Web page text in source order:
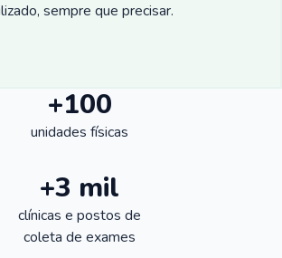
sempre que precisar.
+100
unidades físicas
+3 mil
clínicas e postos de
coleta de exames